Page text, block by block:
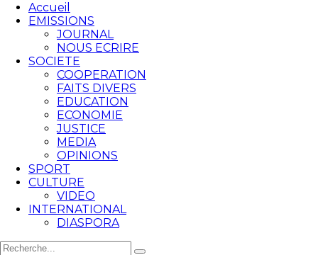
Accueil
EMISSIONS
JOURNAL
NOUS ECRIRE
SOCIETE
COOPERATION
FAITS DIVERS
EDUCATION
ECONOMIE
JUSTICE
MEDIA
OPINIONS
SPORT
CULTURE
VIDEO
INTERNATIONAL
DIASPORA